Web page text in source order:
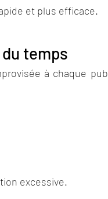
et plus efficace.
temps
à chaque
excessive.